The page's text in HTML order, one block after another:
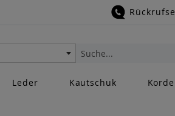
Suche
Leder Kautschuk